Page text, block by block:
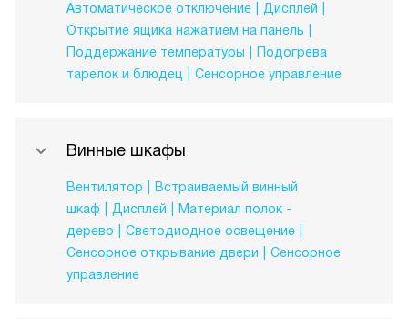
Автоматическое отключение
Дисплей
Открытие ящика нажатием на панель
Поддержание температуры
Подогрева
тарелок и блюдец
Сенсорное управление
Винные шкафы
Вентилятор
Встраиваемый винный
шкаф
Дисплей
Материал полок -
дерево
Светодиодное освещение
Сенсорное открывание двери
Сенсорное
управление